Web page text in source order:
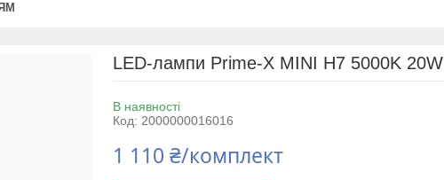
LED-лампи Prime-X MINI H7 5000K 20W
В наявності
Код: 2000000016016
1 110 ₴/комплект